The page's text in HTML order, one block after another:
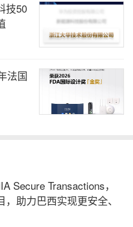
技50
法国
Secure Transactions，
助力巴西实现更安全、